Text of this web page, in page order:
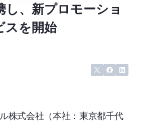
し、新プロモーショ
スを開始
株式会社（本社：東京都千代